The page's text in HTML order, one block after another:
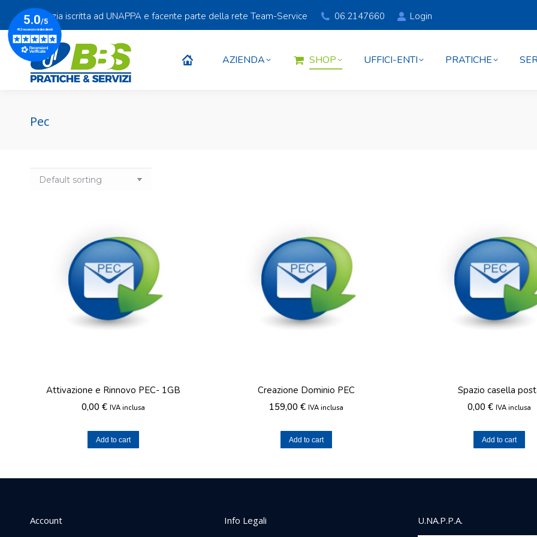
Agenzia iscritta ad UNAPPA e facente parte della rete Team-Service 06.2147660 Login
AZIENDA SHOP UFFICI-ENTI PRATICHE
Pec
Attivazione e Rinnovo PEC- 1GB
0,00 € IVA inclusa
Add to cart
Creazione Dominio PEC
159,00 € IVA inclusa
Add to cart
Spazio casella
0,00 € IVA inclusa
Add to cart
Account Info Legali U.NA.P.P.A.
AZIENDA SHOP UFFICI-ENTI